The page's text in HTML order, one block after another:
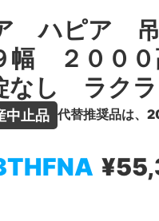
ア ハピア
幅 ２００
し ラクラ
止品 代替推奨品は、